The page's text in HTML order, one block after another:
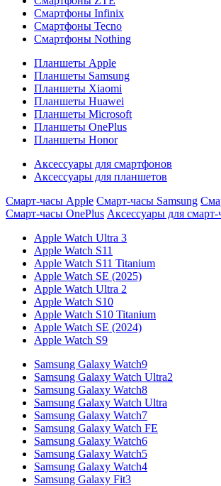
Смартфоны Infinix
Смартфоны Tecno
Смартфоны Nothing
Планшеты Apple
Планшеты Samsung
Планшеты Xiaomi
Планшеты Huawei
Планшеты Microsoft
Планшеты OnePlus
Планшеты Honor
Аксессуары для смартфонов
Аксессуары для планшетов
Смарт-часы Apple Смарт-часы Samsung
Смарт-часы OnePlus Аксессуары для смарт-
Apple Watch Ultra 3
Apple Watch S11
Apple Watch S11 Titanium
Apple Watch SE (2025)
Apple Watch Ultra 2
Apple Watch S10
Apple Watch S10 Titanium
Apple Watch SE (2024)
Apple Watch S9
Samsung Galaxy Watch9
Samsung Galaxy Watch Ultra2
Samsung Galaxy Watch8
Samsung Galaxy Watch Ultra
Samsung Galaxy Watch7
Samsung Galaxy Watch FE
Samsung Galaxy Watch6
Samsung Galaxy Watch5
Samsung Galaxy Watch4
Samsung Galaxy Fit3